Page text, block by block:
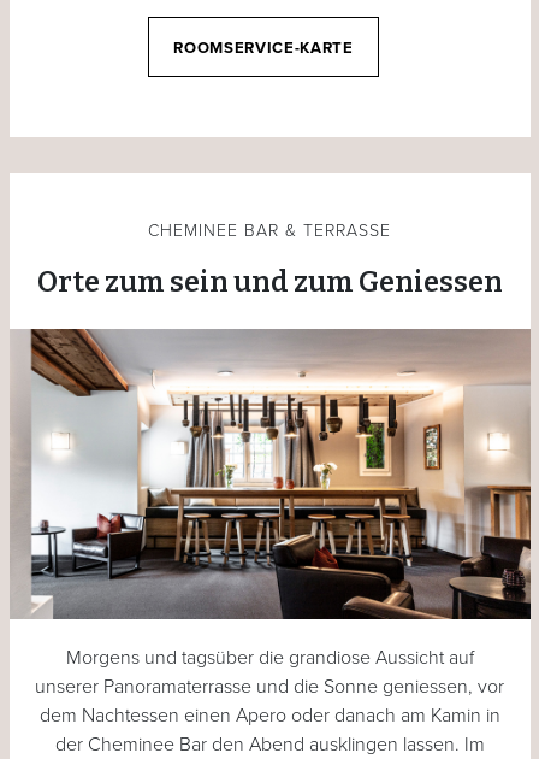
ROOMSERVICE-KARTE
CHEMINEE BAR & TERRASSE
Orte zum sein und zum Geniessen
Morgens und tagsüber die grandiose Aussicht auf
unserer Panoramaterrasse und die Sonne geniessen, vor
dem Nachtessen einen Apero oder danach am Kamin in
der Cheminee Bar den Abend ausklingen lassen. Im